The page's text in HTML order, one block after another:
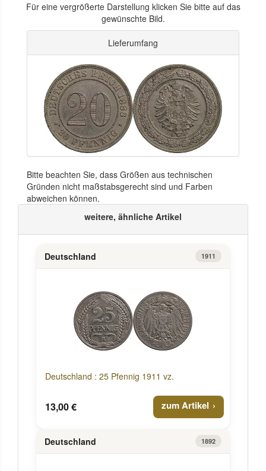
Für eine vergrößerte Darstellung klicken Sie bitte auf das
gewünschte Bild.
Lieferumfang
Bitte beachten Sie, dass Größen aus technischen
Gründen nicht maßstabsgerecht sind und Farben
abweichen können.
weitere, ähnliche Artikel
Deutschland 1911
Deutschland : 25 Pfennig 1911 vz.
13,00 € zum Artikel
Deutschland 1892